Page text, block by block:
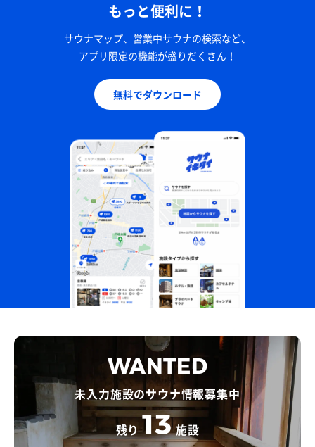
もっと便利に！
サウナマップ、営業中サウナの検索など、
アプリ限定の機能が盛りだくさん！
無料でダウンロード
WANTED
未入力施設のサウナ情報募集中
残り 13 施設